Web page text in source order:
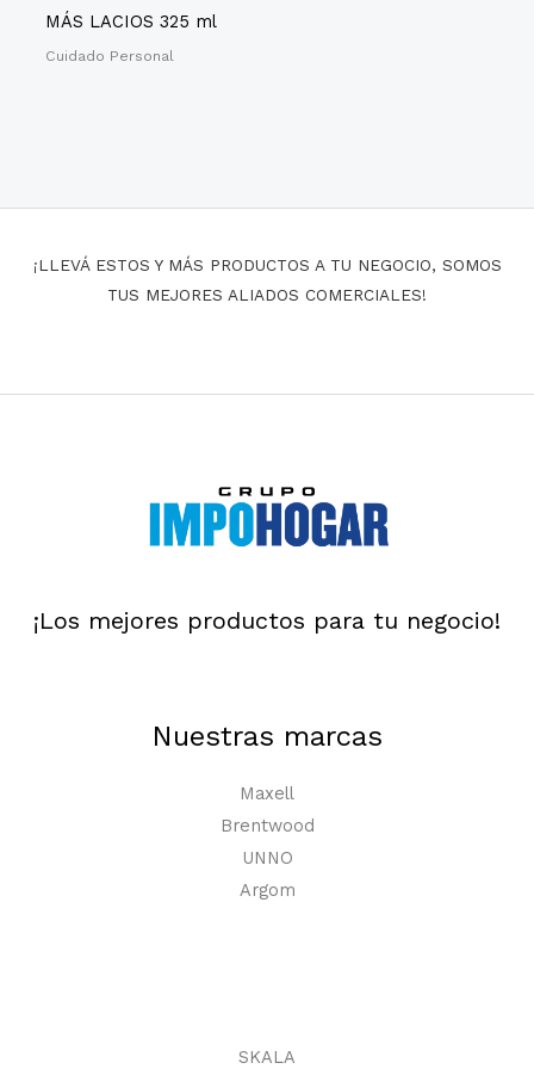
MÁS LACIOS 325 ml
Cuidado Personal
¡LLEVÁ ESTOS Y MÁS PRODUCTOS A TU NEGOCIO, SOMOS
TUS MEJORES ALIADOS COMERCIALES!
¡Los mejores productos para tu negocio!
Nuestras marcas
Maxell
Brentwood
UNNO
Argom
SKALA